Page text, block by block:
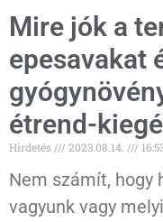
Mire jók a
epesavakat
étrend-
Hirdetés 2023.08.14.
Nem számít, hogy
vagyunk vagy